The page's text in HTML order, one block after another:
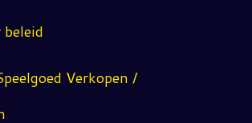
beleid
Verkopen /